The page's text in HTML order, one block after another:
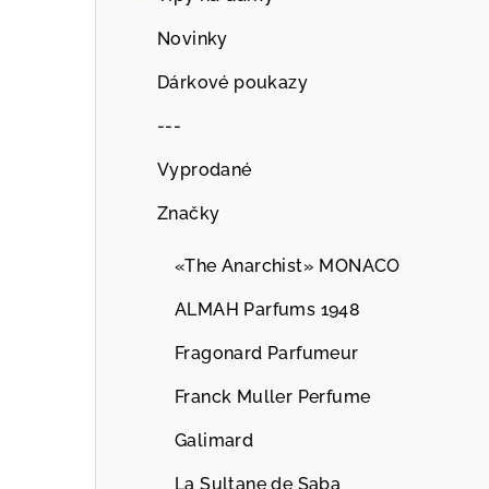
Novinky
Dárkové poukazy
---
Vyprodané
Značky
«The Anarchist» MONACO
ALMAH Parfums 1948
Fragonard Parfumeur
Franck Muller Perfume
Galimard
La Sultane de Saba